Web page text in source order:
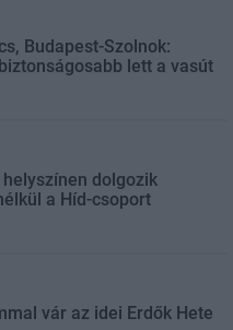
Budapest-Szolnok:
lett a vasút
dolgozik
a Híd-csoport
vár az idei Erdők Hete